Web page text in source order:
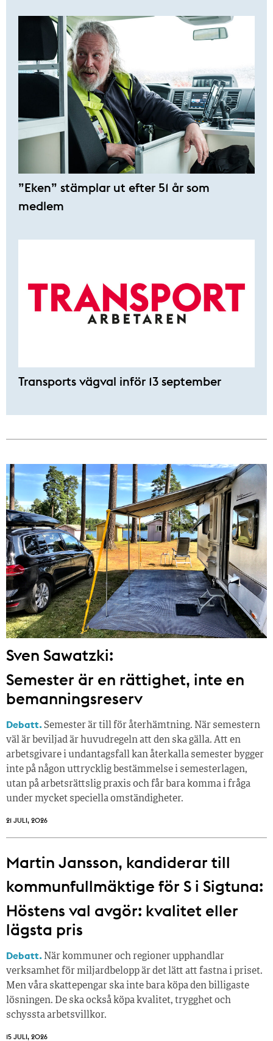
”Eken” stämplar ut efter 51 år som
medlem
Transports vägval inför 13 september
Sven Sawatzki:
Semester är en rättighet, inte en
bemanningsreserv
Debatt.Semester är till för återhämtning. När semestern
väl är beviljad är huvudregeln att den ska gälla. Att en
arbetsgivare i undantagsfall kan återkalla semester bygger
inte på någon uttrycklig bestämmelse i semesterlagen,
utan på arbetsrättslig praxis och får bara komma i fråga
under mycket speciella omständigheter.
21 JULI, 2026
Martin Jansson, kandiderar till
kommunfullmäktige för S i Sigtuna:
Höstens val avgör: kvalitet eller
lägsta pris
Debatt. När kommuner och regioner upphandlar
verksamhet för miljardbelopp är det lätt att fastna i priset.
Men våra skattepengar ska inte bara köpa den billigaste
lösningen. De ska också köpa kvalitet, trygghet och
schyssta arbetsvillkor.
15 JULI, 2026